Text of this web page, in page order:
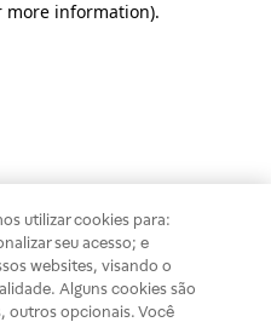
more information).
utilizar cookies para:
seu acesso; e
websites, visando o
Alguns cookies são
outros opcionais. Você